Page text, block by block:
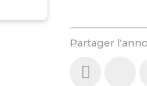
Partager